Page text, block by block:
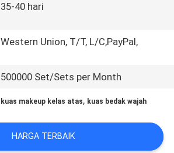
35-40 hari
Western Union, T/T, L/C,PayPal,
500000 Set/Sets per Month
kuas makeup kelas atas, kuas bedak wajah
HARGA TERBAIK